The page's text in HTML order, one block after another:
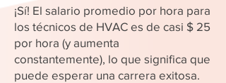
¡Sí! El salario promedio por hora para
los técnicos de HVAC es de casi $ 25
por hora (y aumenta
constantemente), lo que significa que
puede esperar una carrera exitosa.